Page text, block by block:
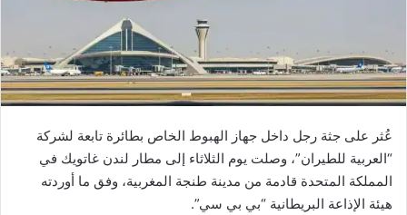
عُثر على جثة رجل داخل جهاز الهبوط الخاص بطائرة تابعة لشركة
“العربية للطيران”، وصلت يوم الثلاثاء إلى مطار لندن غاتويك في
المملكة المتحدة قادمة من مدينة طنجة المغربية، وفق ما أوردته
هيئة الإذاعة البريطانية “بي بي سي”.